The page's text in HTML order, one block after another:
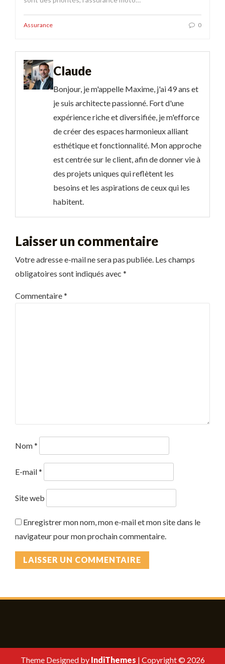
Assurance 0
Claude
Bonjour, je m'appelle Maxime, j'ai 49 ans et
je suis architecte passionné. Fort d'une
expérience riche et diversifiée, je m'efforce
de créer des espaces harmonieux alliant
esthétique et fonctionnalité. Mon approche
est centrée sur le client, afin de donner vie à
des projets uniques qui reflètent les
besoins et les aspirations de ceux qui les
habitent.
Laisser un commentaire
Votre adresse e-mail ne sera pas publiée. Les champs
obligatoires sont indiqués avec *
Commentaire*
Nom*
E-mail*
Site web
Enregistrer mon nom, mon e-mail et mon site dans le
navigateur pour mon prochain commentaire.
Theme Designed by IndiThemes | Copyright © 2026